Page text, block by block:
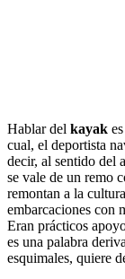
Hablar del kayak
cual, el deportista
decir, al sentido del
se vale de un remo
remontan a la
embarcaciones con
Eran prácticos
es una palabra
esquimales, quiere